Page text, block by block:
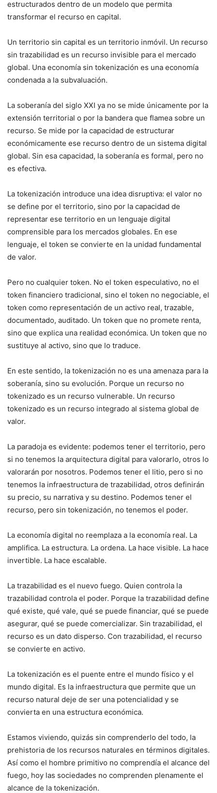
estructurados dentro de un modelo que permita
transformar el recurso en capital.
Un territorio sin capital es un territorio inmóvil. Un recurso
sin trazabilidad es un recurso invisible para el mercado
global. Una economía sin tokenización es una economía
condenada a la subvaluación.
La soberanía del siglo XXI ya no se mide únicamente por la
extensión territorial o por la bandera que flamea sobre un
recurso. Se mide por la capacidad de estructurar
económicamente ese recurso dentro de un sistema digital
global. Sin esa capacidad, la soberanía es formal, pero no
es efectiva.
La tokenización introduce una idea disruptiva: el valor no
se define por el territorio, sino por la capacidad de
representar ese territorio en un lenguaje digital
comprensible para los mercados globales. En ese
lenguaje, el token se convierte en la unidad fundamental
de valor.
Pero no cualquier token. No el token especulativo, no el
token financiero tradicional, sino el token no negociable, el
token como representación de un activo real, trazable,
documentado, auditado. Un token que no promete renta,
sino que explica una realidad económica. Un token que no
sustituye al activo, sino que lo traduce.
En este sentido, la tokenización no es una amenaza para la
soberanía, sino su evolución. Porque un recurso no
tokenizado es un recurso vulnerable. Un recurso
tokenizado es un recurso integrado al sistema global de
valor.
La paradoja es evidente: podemos tener el territorio, pero
si no tenemos la arquitectura digital para valorarlo, otros lo
valorarán por nosotros. Podemos tener el litio, pero si no
tenemos la infraestructura de trazabilidad, otros definirán
su precio, su narrativa y su destino. Podemos tener el
recurso, pero sin tokenización, no tenemos el poder.
La economía digital no reemplaza a la economía real. La
amplifica. La estructura. La ordena. La hace visible. La hace
invertible. La hace escalable.
La trazabilidad es el nuevo fuego. Quien controla la
trazabilidad controla el poder. Porque la trazabilidad define
qué existe, qué vale, qué se puede financiar, qué se puede
asegurar, qué se puede comercializar. Sin trazabilidad, el
recurso es un dato disperso. Con trazabilidad, el recurso
se convierte en activo.
La tokenización es el puente entre el mundo físico y el
mundo digital. Es la infraestructura que permite que un
recurso natural deje de ser una potencialidad y se
convierta en una estructura económica.
Estamos viviendo, quizás sin comprenderlo del todo, la
prehistoria de los recursos naturales en términos digitales.
Así como el hombre primitivo no comprendía el alcance del
fuego, hoy las sociedades no comprenden plenamente el
alcance de la tokenización.